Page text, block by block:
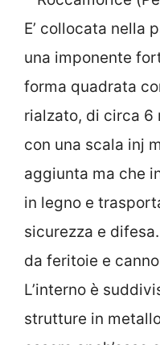
E’ collocata nella
una imponente
forma quadrata
rialzato, di circa 6
con una scala inj
aggiunta ma che
in legno e
sicurezza e
da feritoie e
L’interno è
strutture in